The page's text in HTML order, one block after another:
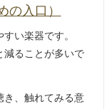
入口）
い楽器です。
減ることが多いで
き、触れてみる意